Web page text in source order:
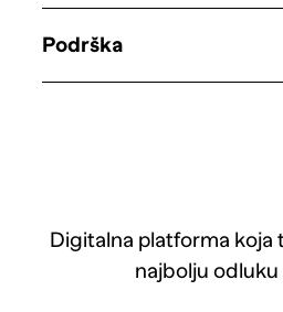
Digitalna platforma koja
najbolju odluku
Podrška